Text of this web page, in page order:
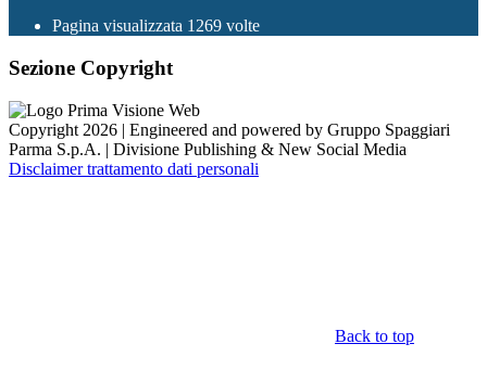
Pagina visualizzata 1269 volte
Sezione Copyright
Copyright 2026 | Engineered and powered by Gruppo Spaggiari
Parma S.p.A. | Divisione Publishing & New Social Media
Disclaimer trattamento dati personali
Back to top